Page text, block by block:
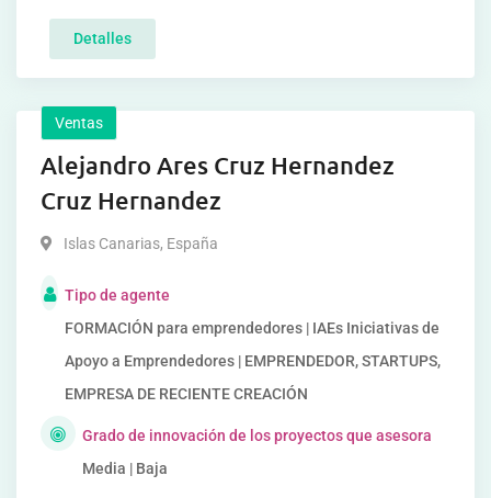
Detalles
Ventas
Alejandro Ares Cruz Hernandez
Cruz Hernandez
Islas Canarias, España
Tipo de agente
FORMACIÓN para emprendedores | IAEs Iniciativas de
Apoyo a Emprendedores | EMPRENDEDOR, STARTUPS,
EMPRESA DE RECIENTE CREACIÓN
Grado de innovación de los proyectos que asesora
Media | Baja